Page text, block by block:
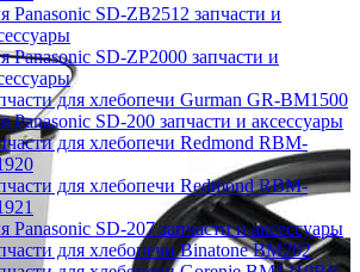
Panasonic SD-ZB2512 запчасти и
Panasonic SD-ZP2000 запчасти и
для хлебопечи Gurman GR-BM1500
Panasonic SD-200 запчасти и аксессуары
для хлебопечи Redmond RBM-
для хлебопечи Redmond RBM-
Panasonic SD-207 запчасти и аксессуары
для хлебопечи Binatone BM202